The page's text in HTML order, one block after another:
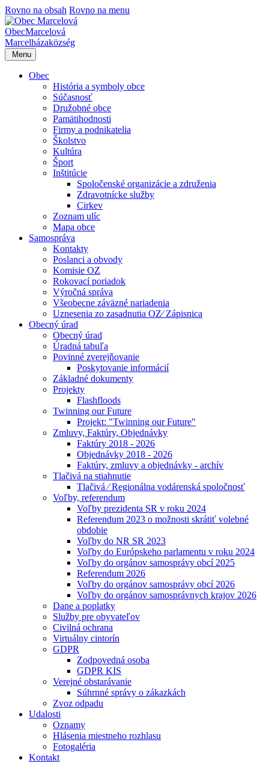
Rovno na obsah Rovno na menu
ObecMarcelová
Marcelházaközség
Menu
Obec
História a symboly obce
Súčasnosť
Družobné obce
Pamätihodnosti
Firmy a podnikatelia
Školstvo
Kultúra
Šport
Inštitúcie
Spoločenské organizácie a združenia
Zdravotnícke služby
Cirkev
Zoznam ulíc
Mapa obce
Samospráva
Kontakty
Poslanci a obvody
Komisie OZ
Rokovací poriadok
Výročná správa
Všeobecne záväzné nariadenia
Uznesenia zo zasadnutia OZ⁄ Zápisnica
Obecný úrad
Obecný úrad
Úradná tabuľa
Povinné zverejňovanie
Poskytovanie informácií
Základné dokumenty
Projekty
Flashfloods
Twinning our Future
Projekt: "Twinning our Future"
Zmluvy, Faktúry, Objednávky
Faktúry 2018 - 2026
Objednávky 2018 - 2026
Faktúry, zmluvy a objednávky - archív
Tlačivá na stiahnutie
Tlačivá ⁄ Regionálna vodárenská spoločnosť
Voľby, referendum
Voľby prezidenta SR v roku 2024
Referendum 2023 o možnosti skrátiť volebné
obdobie
Voľby do NR SR 2023
Voľby do Európskeho parlamentu v roku 2024
Voľby do orgánov samosprávy obcí 2025
Referendum 2026
Voľby do orgánov samosprávy obcí 2026
Voľby do orgánov samosprávnych krajov 2026
Dane a poplatky
Služby pre obyvateľov
Civilná ochrana
Virtuálny cintorín
GDPR
Zodpovedná osoba
GDPR KIS
Verejné obstarávanie
Súhrnné správy o zákazkách
Zvoz odpadu
Udalosti
Oznamy
Hlásenia miestneho rozhlasu
Fotogaléria
Kontakt